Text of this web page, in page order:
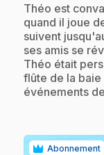
.Théo est
quand il joue
suivent
ses amis se
Théo était
flûte de la baie
événements
Abonnement